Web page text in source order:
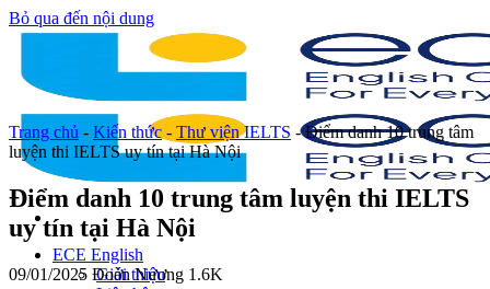
Bỏ qua đến nội dung
ECE English
Giới thiệu
Trang chủ - Kiến thức - Thư viện IELTS -Điểm danh 10 trung tâm
luyện thi IELTS uy tín tại Hà Nội
Điểm danh 10 trung tâm luyện thi IELTS
uy tín tại Hà Nội
09/01/2025 Đoàn Nương 1.6K